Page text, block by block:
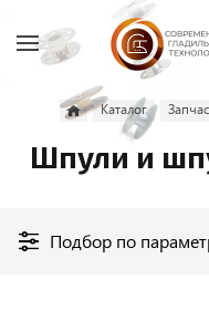
Каталог
Шпули и
Подбор по